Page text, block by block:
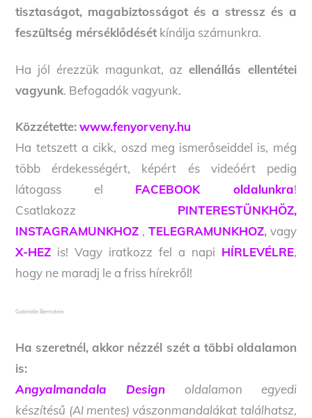
tisztaságot, magabiztosságot és a stressz és a
feszültség mérséklődését kínálja számunkra.
Ha jól érezzük magunkat, az ellenállás ellentétei
vagyunk. Befogadók vagyunk.
Közzétette: www.fenyorveny.hu
Ha tetszett a cikk, oszd meg ismerőseiddel is, még
több érdekességért, képért és videóért pedig
látogass el FACEBOOK oldalunkra!
Csatlakozz PINTERESTÜNKHÖZ,
INSTAGRAMUNKHOZ , TELEGRAMUNKHOZ,vagy
X-HEZ is! Vagy iratkozz fel a napi HÍRLEVÉLRE,
hogy ne maradj le a friss hírekről!
Gabrielle Bernstein
Ha szeretnél, akkor nézzél szét a többi oldalamon
is:
Angyalmandala Design oldalamon egyedi
készítésű (AI mentes) vászonmandalákat találhatsz,